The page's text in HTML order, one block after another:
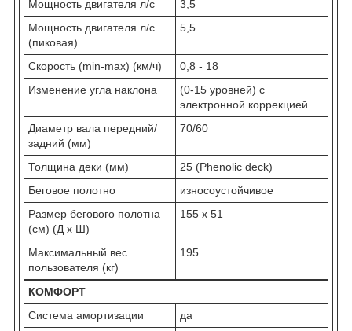
Мощность двигателя л/с
3,5
Мощность двигателя л/с
(пиковая)
5,5
Скорость (min-max) (км/ч)
0,8 - 18
Изменение угла наклона
(0-15 уровней) с
электронной коррекцией
Диаметр вала передний/
задний (мм)
70/60
Толщина деки (мм)
25 (Phenolic deck)
Беговое полотно
износоустойчивое
Размер бегового полотна
(см) (Д х Ш)
155 х 51
Максимальный вес
пользователя (кг)
195
КОМФОРТ
Система амортизации
да